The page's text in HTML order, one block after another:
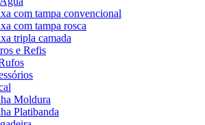
com tampa convencional
com tampa rosca
tripla camada
e Refis
Moldura
Platibanda